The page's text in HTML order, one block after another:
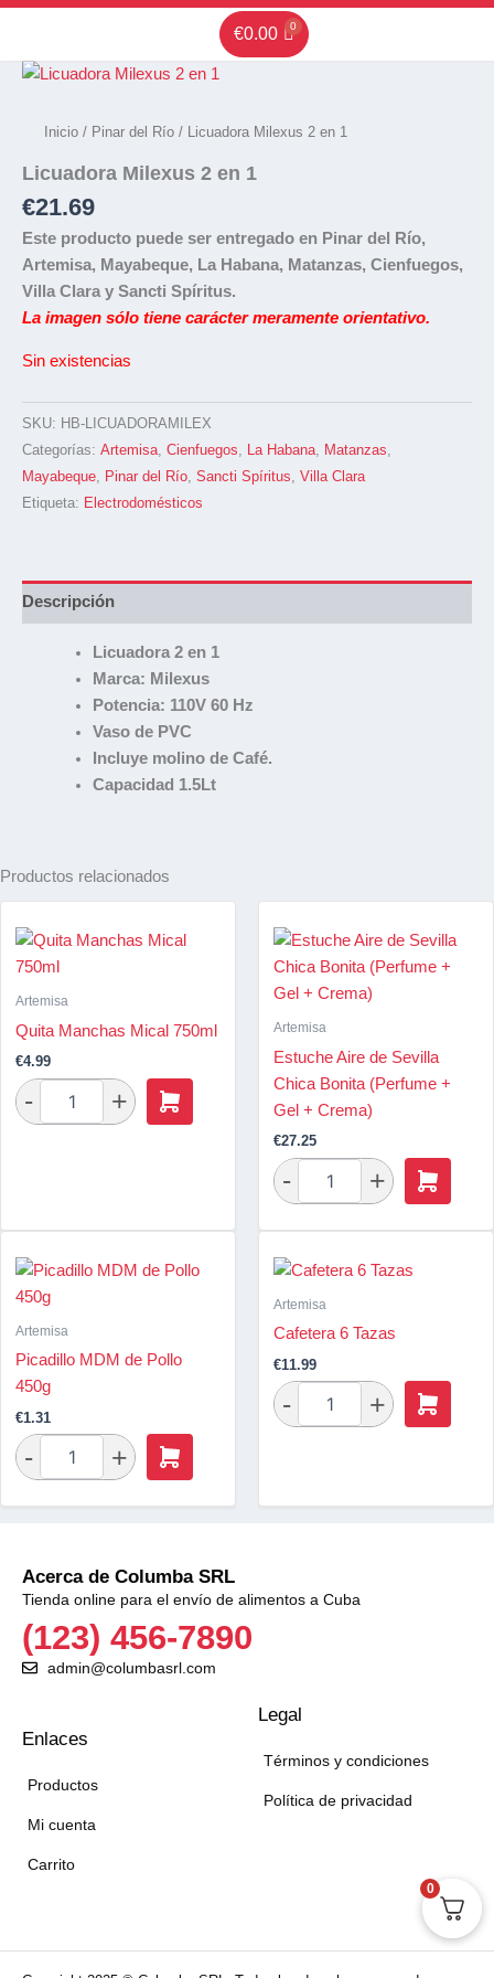
Ir
contenido
€0.00
Inicio / Pinar del Río / Licuadora Milexus 2 en 1
Licuadora Milexus 2 en 1
€21.69
Este producto puede ser entregado en Pinar del Río,
Artemisa, Mayabeque, La Habana, Matanzas, Cienfuegos,
Villa Clara y Sancti Spíritus.
La imagen sólo tiene carácter meramente orientativo.
Sin existencias
SKU: HB-LICUADORAMILEX
Categorías: Artemisa Cienfuegos La Habana Matanzas
Mayabeque
Pinar del Río Sancti Spíritus Villa Clara
Etiqueta: Electrodomésticos
Descripción
Licuadora 2 en 1
Marca: Milexus
Potencia: 110V 60 Hz
Vaso de PVC
Incluye molino de Café.
Capacidad 1.5Lt
Productos relacionados
Artemisa
Quita Manchas Mical 750ml
€4.99
Artemisa
Estuche Aire de Sevilla
Chica Bonita (Perfume +
Gel + Crema)
€27.25
Artemisa
Picadillo MDM de Pollo
450g
€1.31
Artemisa
Cafetera 6 Tazas
€11.99
Acerca de Columba SRL
Tienda online para el envío de alimentos a Cuba
(123) 456-7890
admin@columbasrl.com
Enlaces
Productos
Mi cuenta
Carrito
Legal
Términos y condiciones
Política de privacidad
0